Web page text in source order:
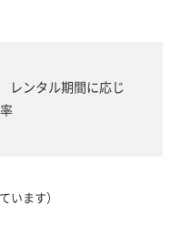
ンタル期間に応じ
います）